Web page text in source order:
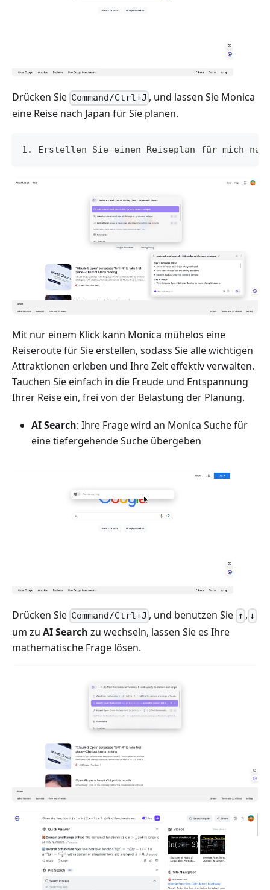
Drücken Sie Command/Ctrl+J , und lassen Sie Monica
eine Reise nach Japan für Sie planen.
1. Erstellen Sie einen Reiseplan für mich
Mit nur einem Klick kann Monica mühelos eine
Reiseroute für Sie erstellen, sodass Sie alle wichtigen
Attraktionen erleben und Ihre Zeit effektiv verwalten.
Tauchen Sie einfach in die Freude und Entspannung
Ihrer Reise ein, frei von der Belastung der Planung.
AI Search: Ihre Frage wird an Monica Suche für
eine tiefergehende Suche übergeben
Drücken Sie Command/Ctrl+J , und benutzen Sie ↑ , ↓
um zu AI Search zu wechseln, lassen Sie es Ihre
mathematische Frage lösen.